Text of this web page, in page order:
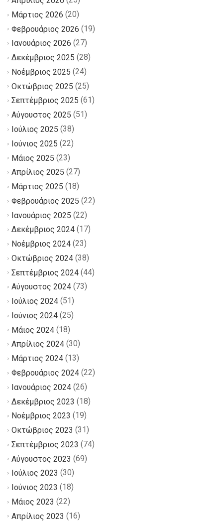
Μάρτιος 2026 (20)
Φεβρουάριος 2026 (19)
Ιανουάριος 2026 (27)
Δεκέμβριος 2025 (28)
Νοέμβριος 2025 (24)
Οκτώβριος 2025 (25)
Σεπτέμβριος 2025 (61)
Αύγουστος 2025 (51)
Ιούλιος 2025 (38)
Ιούνιος 2025 (22)
Μάιος 2025 (23)
Απρίλιος 2025 (27)
Μάρτιος 2025 (18)
Φεβρουάριος 2025 (22)
Ιανουάριος 2025 (22)
Δεκέμβριος 2024 (17)
Νοέμβριος 2024 (23)
Οκτώβριος 2024 (38)
Σεπτέμβριος 2024 (44)
Αύγουστος 2024 (73)
Ιούλιος 2024 (51)
Ιούνιος 2024 (25)
Μάιος 2024 (18)
Απρίλιος 2024 (30)
Μάρτιος 2024 (13)
Φεβρουάριος 2024 (22)
Ιανουάριος 2024 (26)
Δεκέμβριος 2023 (18)
Νοέμβριος 2023 (19)
Οκτώβριος 2023 (31)
Σεπτέμβριος 2023 (74)
Αύγουστος 2023 (69)
Ιούλιος 2023 (30)
Ιούνιος 2023 (18)
Μάιος 2023 (22)
Απρίλιος 2023 (16)